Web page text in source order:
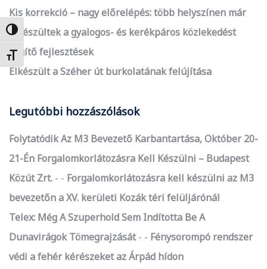
Nagy kontraszt váltása
Betűméret váltása
Kis korrekció – nagy előrelépés: több helyszínen már
elkészültek a gyalogos- és kerékpáros közlekedést
segítő fejlesztések
Elkészült a Széher út burkolatának felújítása
Legutóbbi hozzászólások
Folytatódik Az M3 Bevezető Karbantartása, Október 20-
21-Én Forgalomkorlátozásra Kell Készülni – Budapest
Közút Zrt.
- Forgalomkorlátozásra kell készülni az M3
bevezetőn a XV. kerületi Kozák téri felüljárónál
Telex: Még A Szuperhold Sem Indította Be A
Dunavirágok Tömegrajzását
- Fénysorompó rendszer
védi a fehér kérészeket az Árpád hídon